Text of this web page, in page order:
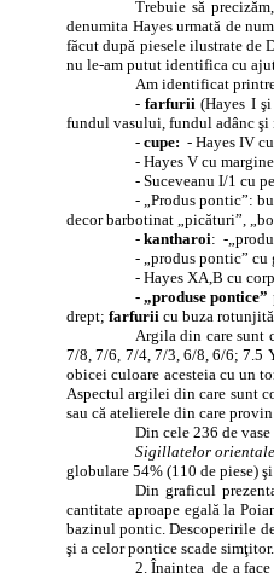
Trebuie să
denumita Hayes urmată de
făcut după piesele ilustrate de
nu le-am putut identifica cu
Am identificat
-farfurii (Hayes I
fundul vasului, fundul adânc şi
- cupe: - Hayes IV
- Hayes V cu
- Suceveanu I/1 cu
- „Produs pontic”:
decor barbotinat „picături”,
- kantharoi: -
- „produs pontic”
- Hayes XA,B cu
- „produse pontice”
drept;farfurii cu buza
Argila din care sunt
7/8, 7/6, 7/4, 7/3, 6/8, 6/6; 7.5
obicei culoare acesteia cu un
Aspectul argilei din care sunt
sau că atelierele din care
Din cele 236 de
Sigillatelor
globulare 54% (110 de piese)
Din graficul
cantitate aproape egală la
bazinul pontic. Descoperirile
şi a celor pontice scade simţitor.
2. Înaintea de a